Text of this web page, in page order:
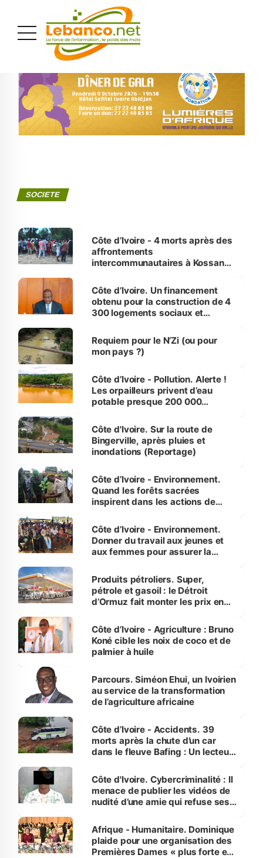
SOCIETE
Côte d’Ivoire - 4 morts après des
affrontements
intercommunautaires à Kossandji
milieu des sinistrés
Côte d’Ivoire. Un financement
obtenu pour la construction de 4
300 logements sociaux et
et Yamoussoukro
Requiem pour le N’Zi (ou pour
mon pays ?)
Côte d’Ivoire - Pollution. Alerte !
Les orpailleurs privent d’eau
potable presque 200 000
Côte d'Ivoire. Sur la route de
Bingerville, après pluies et
inondations (Reportage)
Côte d’Ivoire - Environnement.
Quand les forêts sacrées
inspirent dans les actions de
Côte d’Ivoire - Environnement.
Donner du travail aux jeunes et
aux femmes pour assurer la
menacées
Produits pétroliers. Super,
pétrole et gasoil : le Détroit
d’Ormuz fait monter les prix en
Côte d’Ivoire - Agriculture : Bruno
Koné cible les noix de coco et de
palmier à huile
Parcours. Siméon Ehui, un Ivoirien
au service de la transformation
de l’agriculture africaine
Côte d’Ivoire - Accidents. 39
morts après la chute d’un car
dans le fleuve Bafing : Un lecteur
des Transports
Côte d'Ivoire. Cybercriminalité : Il
menace de publier les vidéos de
nudité d’une amie qui refuse ses
Afrique - Humanitaire. Dominique
plaide pour une organisation des
Premières Dames « plus forte et